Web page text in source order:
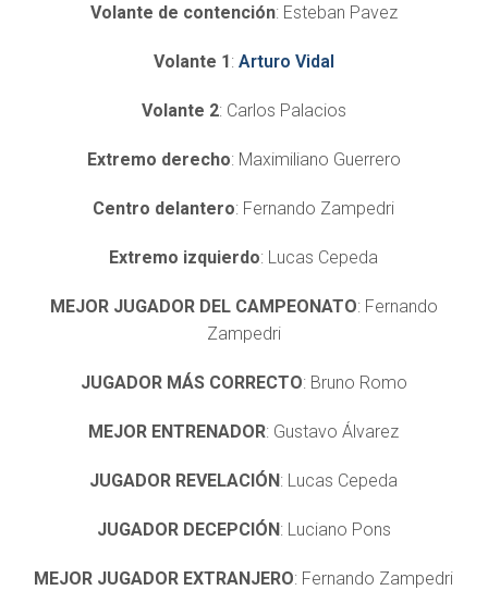
Volante de contención: Esteban Pavez
Volante 1: Arturo Vidal
Volante 2: Carlos Palacios
Extremo derecho: Maximiliano Guerrero
Centro delantero: Fernando Zampedri
Extremo izquierdo: Lucas Cepeda
MEJOR JUGADOR DEL CAMPEONATO: Fernando
Zampedri
JUGADOR MÁS CORRECTO: Bruno Romo
MEJOR ENTRENADOR: Gustavo Álvarez
JUGADOR REVELACIÓN: Lucas Cepeda
JUGADOR DECEPCIÓN: Luciano Pons
MEJOR JUGADOR EXTRANJERO: Fernando Zampedri